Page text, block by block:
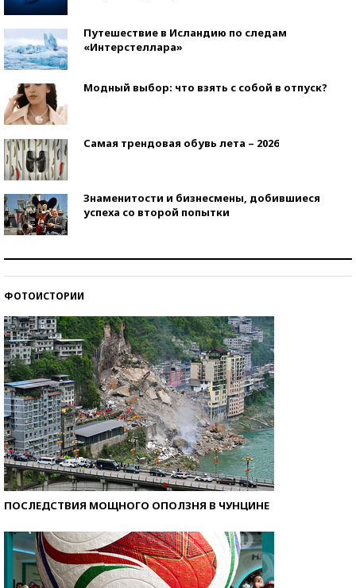
Путешествие в Исландию по следам
«Интерстеллара»
Модный выбор: что взять с собой в отпуск?
Самая трендовая обувь лета – 2026
Знаменитости и бизнесмены, добившиеся
успеха со второй попытки
ФОТОИСТОРИИ
ПОСЛЕДСТВИЯ МОЩНОГО ОПОЛЗНЯ В ЧУНЦИНЕ